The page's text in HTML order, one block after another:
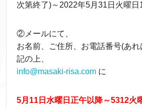
次第終了)～2022年5月31日火曜日
②メールにて、
お名前、ご住所、お電話番号(あ
記の上、
info@masaki-risa.com に
5月11日水曜日正午以降～5312火